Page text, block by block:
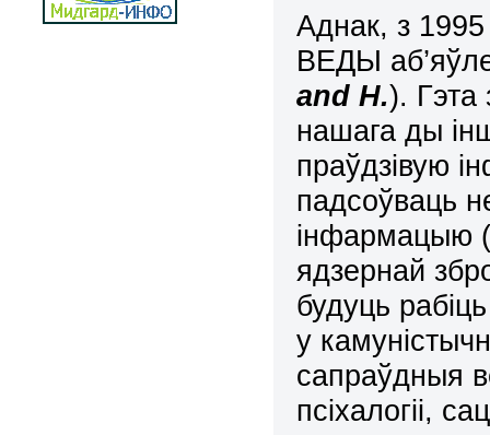
Аднак, з 1995
ВЕДЫ
and H.). Гэта
нашага ды
праўдзівую
падсоўваць
інфармацыю
ядзернай
будуць
у
сапраўдныя
псіхалогіі,